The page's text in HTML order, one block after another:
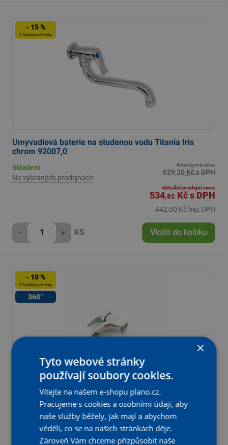
- 15 %
Z katalogové ceny
Umyvadlová baterie na studenou vodu Titania Iris
chrom 92007,0
Skladem
Na vybraných prodejnách
Katalogová cena:
629,20 Kč s DPH
Aktuální prodejní cena:
534,82 Kčs DPH
442,00 Kč bez DPH
- + KS Vložit do košíku
- 10 %
Z katalogové ceny
360°
Umyvadlová, stojánková, páková baterie Plano Bern na
jednu vodu
Skladem
Na vybraných prodejnách
Aktuální prodejní cena:
×
Tyto webové stránky
používají soubory cookies.
Vítejte na našem e-shopu plano.cz.
Pracujeme s cookies a osobními údaji, aby
naše služby běžely, jak mají a abychom
věděli, co se na našich stránkách děje.
Zároveň Vám chceme přizpůsobit naše